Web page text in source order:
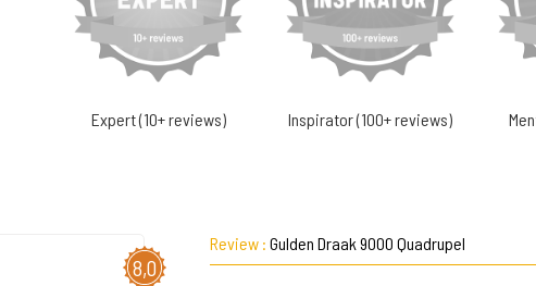
Expert (10+ reviews) Inspirator (100+ reviews)
8,0
Review : Gulden Draak 9000 Quadrupel